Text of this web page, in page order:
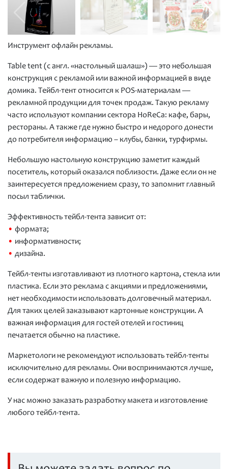
Инструмент офлайн рекламы.
Table tent (с англ. «настольный шалаш») — это небольшая
конструкция с рекламой или важной информацией в виде
домика. Тейбл-тент относится к POS-материалам —
рекламной продукции для точек продаж. Такую рекламу
часто используют компании сектора HoReCa: кафе, бары,
рестораны. А также где нужно быстро и недорого донести
до потребителя информацию – клубы, банки, турфирмы.
Небольшую настольную конструкцию заметит каждый
посетитель, который оказался поблизости. Даже если он не
заинтересуется предложением сразу, то запомнит главный
посыл таблички.
Эффективность тейбл-тента зависит от:
• формата;
• информативности;
• дизайна.
Тейбл-тенты изготавливают из плотного картона, стекла или
пластика. Если это реклама с акциями и предложениями,
нет необходимости использовать долговечный материал.
Для таких целей заказывают картонные конструкции. А
важная информация для гостей отелей и гостиниц
печатается обычно на пластике.
Маркетологи не рекомендуют использовать тейбл-тенты
исключительно для рекламы. Они воспринимаются лучше,
если содержат важную и полезную информацию.
У нас можно заказать разработку макета и изготовление
любого тейбл-тента.